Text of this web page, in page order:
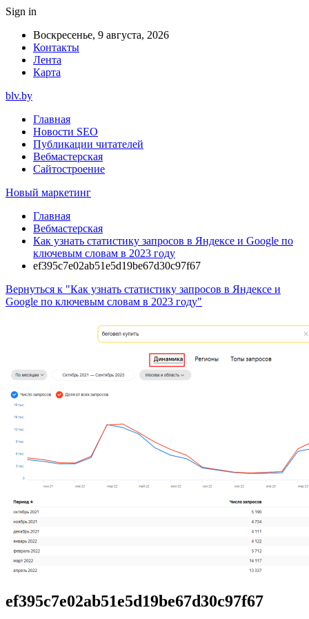
Sign in
Воскресенье, 9 августа, 2026
Контакты
Лента
Карта
blv.by
Главная
Новости SEO
Публикации читателей
Вебмастерская
Сайтостроение
Новый маркетинг
Главная
Вебмастерская
Как узнать статистику запросов в Яндексе и Google по
ключевым словам в 2023 году
ef395c7e02ab51e5d19be67d30c97f67
Вернуться к "Как узнать статистику запросов в Яндексе и
Google по ключевым словам в 2023 году"
ef395c7e02ab51e5d19be67d30c97f67